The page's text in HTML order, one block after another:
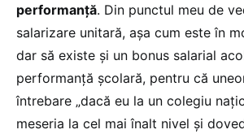
performanță. Din punctul meu de
salarizare unitară, așa cum este în
dar să existe și un bonus salarial
performanță școlară, pentru că
întrebare „dacă eu la un colegiu
meseria la cel mai înalt nivel și